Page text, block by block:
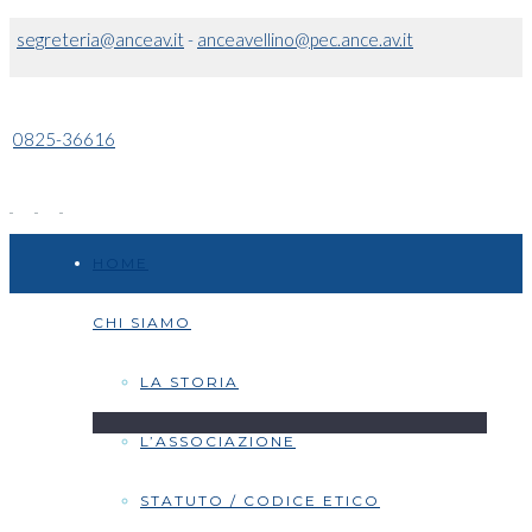
segreteria@anceav.it- anceavellino@pec.ance.av.it
0825-36616
CHI SIAMO
LA STORIA
L’ASSOCIAZIONE
STATUTO / CODICE ETICO